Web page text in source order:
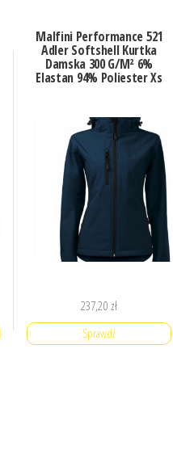
Malfini Performance 521
Adler Softshell Kurtka
Damska 300 G/M² 6%
Elastan 94% Poliester Xs
237,20 zł
Sprawdź